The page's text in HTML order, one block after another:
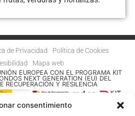
consentimiento
de Privacidad
Política de Cookies
Mapa web
EUROPEA CON EL PROGRAMA KIT
NEXT GENERATION (EU) DEL
RECUPERACIÓN Y RESILENCIA
– Todos los derechos reservados.